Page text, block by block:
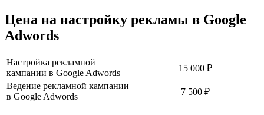
Цена на настройку рекламы в Google
Adwords
Настройка рекламной
кампании в Google Adwords
15 000 ₽
Ведение рекламной кампании
в Google Adwords
7 500 ₽